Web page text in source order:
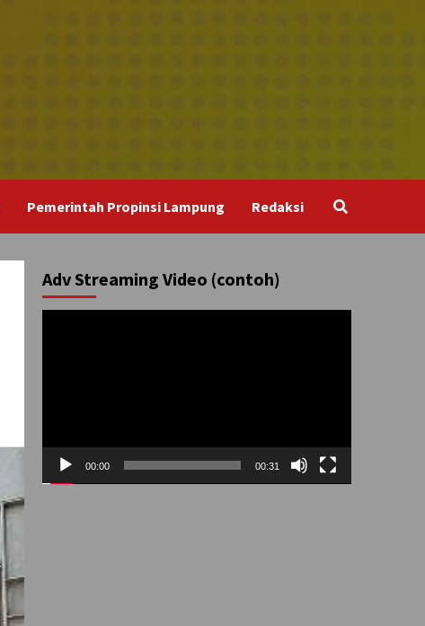
Pemerintah Propinsi Lampung Redaksi
Adv Streaming Video (contoh)
00:00 00:31